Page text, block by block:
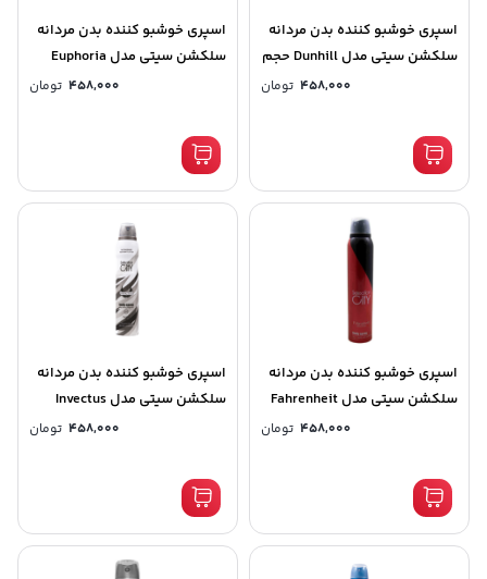
اسپری خوشبو کننده بدن مردانه
سلکشن سیتی مدل Dunhill حجم
458,000 تومان
اسپری خوشبو کننده بدن مردانه
سلکشن سیتی مدل Euphoria
458,000 تومان
اسپری خوشبو کننده بدن مردانه
سلکشن سیتی مدل Fahrenheit
458,000 تومان
اسپری خوشبو کننده بدن مردانه
سلکشن سیتی مدل Invectus
458,000 تومان